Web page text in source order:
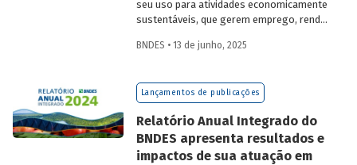
seu uso para atividades economicamente
sustentáveis, que gerem emprego, renda
vive nessas regiões, não são excludentes.
desafio para a gestão e preservação das
florestas e da possibilidade de utilização
privado para viabilizar o desenvolvimento
sustentável nessas regiões.
BNDES • 13 de junho, 2025
Lançamentos de publicações
Relatório Anual Integrado do
BNDES apresenta resultados e
impactos de sua atuação em